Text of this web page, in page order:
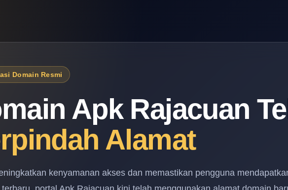
Domain Resmi
Apk Rajacuan
Alamat
kenyamanan akses dan memastikan pengguna